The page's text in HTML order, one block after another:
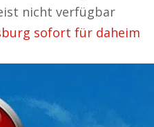
nicht verfügbar
sofort für daheim